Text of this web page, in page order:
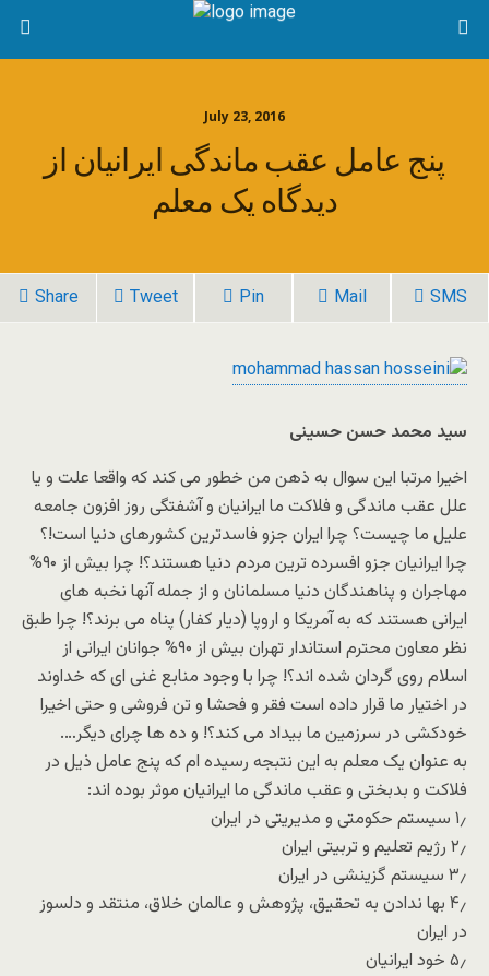
July 23, 2016
پنج عامل عقب ماندگی ایرانیان از
دیدگاه یک معلم
Share Tweet Pin Mail SMS
سید محمد حسن حسینی
اخیرا مرتبا این سوال به ذهن من خطور می کند که واقعا علت و یا
علل عقب ماندگی و فلاکت ما ایرانیان و آشفتگی روز افزون جامعه
علیل ما چیست؟ چرا ایران جزو فاسدترین کشورهای دنیا است!؟
چرا ایرانیان جزو افسرده ترین مردم دنیا هستند؟! چرا بیش از ۹۰%
مهاجران و پناهندگان دنیا مسلمانان و از جمله آنها نخبه های
ایرانی هستند که به آمریکا و اروپا (دیار کفار) پناه می برند؟! چرا طبق
نظر معاون محترم استاندار تهران بیش از ۹۰% جوانان ایرانی از
اسلام روی گردان شده اند؟! چرا با وجود منابع غنی ای که خداوند
در اختیار ما قرار داده است فقر و فحشا و تن فروشی و حتی اخیرا
خودکشی در سرزمین ما بیداد می کند؟! و ده ها چرای دیگر….
به عنوان یک معلم به این نتبجه رسیده ام که پنج عامل ذیل در
فلاکت و بدبختی و عقب ماندگی ما ایرانیان موثر بوده اند:
۱٫ سیستم حکومتی و مدیریتی در ایران
۲٫ رژیم تعلیم و تربیتی ایران
۳٫ سیستم گزینشی در ایران
۴٫ بها ندادن به تحقیق، پژوهش و عالمان خلاق، منتقد و دلسوز
در ایران
۵٫ خود ایرانیان